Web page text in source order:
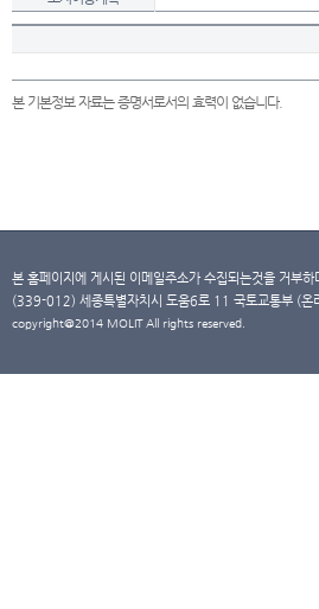
본 기본정보 자료는 증명서로서의 효력이 없습니다.
본 홈페이지에 게시된 이메일주소가 수집되는것을 거부
(339-012) 세종특별자치시 도움6로 11 국토교통부 (
copyright@2014 MOLIT All rights reserved.